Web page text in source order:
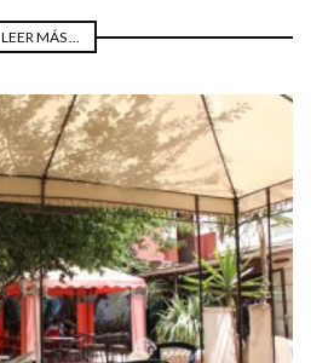
LEER MÁS ...